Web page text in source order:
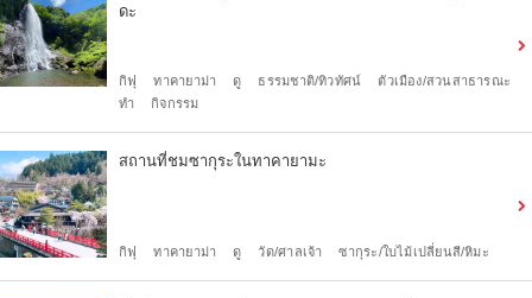
ดะ
กิฟุ ทาคายาม่า ดู ธรรมชาติ/ทิวทัศน์
ตัวเมือง/สวนสาธารณะ
ทำ
กิจกรรม
สถานที่ชมซากุระในทาคายามะ
กิฟุ ทาคายาม่า ดู วัด/ศาลเจ้า ซากุระ/ใบไม้เปลี่ยนสี/หิมะ